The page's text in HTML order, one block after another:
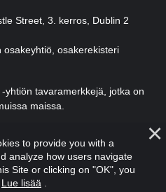
Street, 3. kerros, Dublin 2
osakeyhtiö, osakerekisteri
yhtiön tavaramerkkejä, jotka on
maissa.
to provide you with a
analyze how users navigate
Site or clicking on "OK", you
Lue lisää